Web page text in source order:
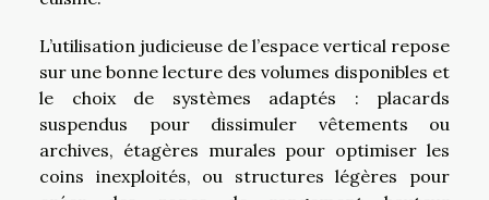
L’utilisation judicieuse de l’espace vertical repose
sur une bonne lecture des volumes disponibles et
le choix de systèmes adaptés : placards
suspendus pour dissimuler vêtements ou
archives, étagères murales pour optimiser les
coins inexploités, ou structures légères pour